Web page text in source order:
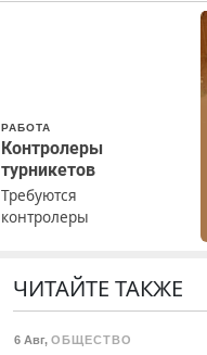
РАБОТА
Контролеры
турникетов
Требуются
контролеры
Подмосковье
(мужчины,
ТК РФ. График работы
ЧИТАЙТЕ ТАКЖЕ
6 Авг,ОБЩЕСТВО